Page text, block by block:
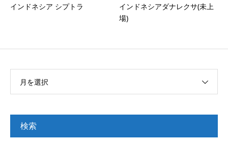
インドネシア シプトラ
インドネシアダナレクサ(未上
場)
月を選択
検索